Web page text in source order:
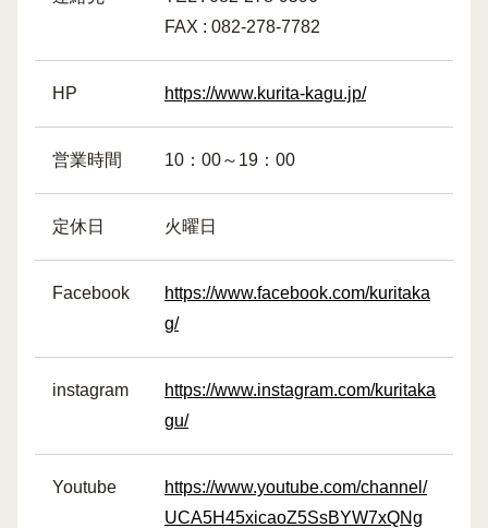
FAX : 082-278-7782
HP https://www.kurita-kagu.jp/
営業時間 10：00～19：00
定休日 火曜日
Facebook
https://www.facebook.com/kuritaka
g/
instagram
https://www.instagram.com/kuritaka
gu/
Youtube
https://www.youtube.com/channel/
UCA5H45xicaoZ5SsBYW7xQNg